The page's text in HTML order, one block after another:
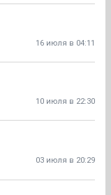
16 июля в 04:11
10 июля в 22:30
03 июля в 20:29